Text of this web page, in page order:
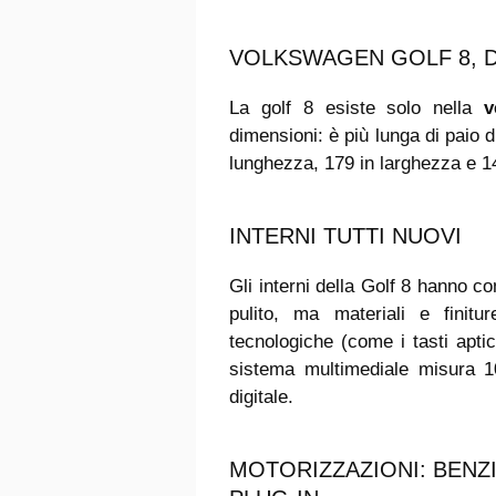
VOLKSWAGEN GOLF 8,
La golf 8 esiste solo nella
dimensioni: è più lunga di paio
lunghezza, 179 in larghezza e
INTERNI TUTTI NUOVI
Gli interni della Golf 8 hanno
pulito, ma materiali e
tecnologiche (come i tasti
sistema multimediale misura
digitale.
MOTORIZZAZIONI: